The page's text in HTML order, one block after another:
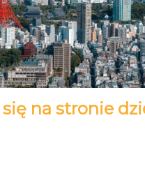
się na stronie